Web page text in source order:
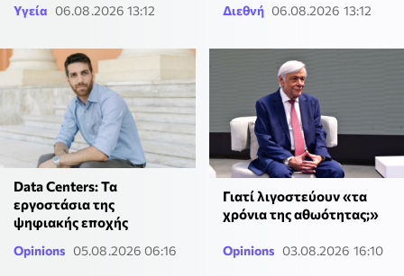
Υγεία 06.08.2026 13:12 Διεθνή 06.08.2026 13:12
Data Centers: Τα
εργοστάσια της
ψηφιακής εποχής
Opinions 05.08.2026 06:16
Γιατί λιγοστεύουν «τα
χρόνια της αθωότητας;»
Opinions 03.08.2026 16:10